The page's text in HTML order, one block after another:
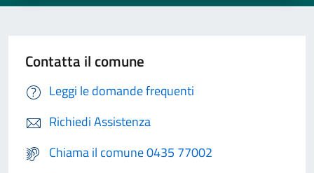
Contatta il comune
Leggi le domande frequenti
Richiedi Assistenza
Chiama il comune 0435 77002